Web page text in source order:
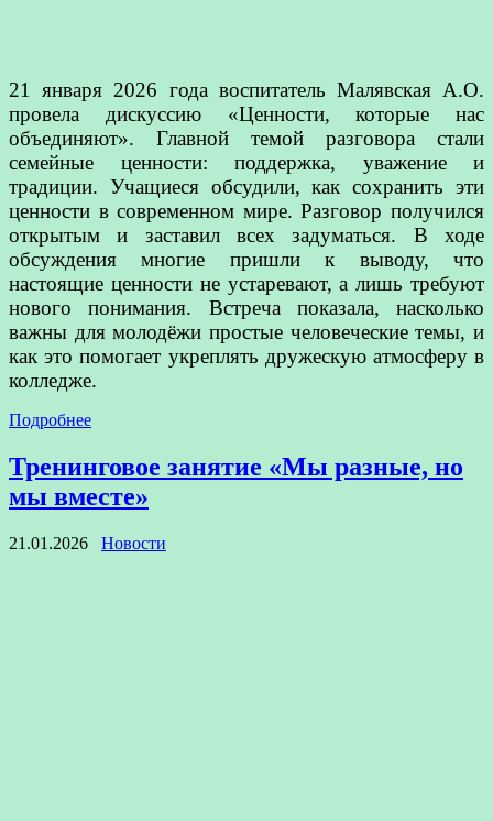
21 января 2026 года воспитатель Малявская А.О.
провела дискуссию «Ценности, которые нас
объединяют». Главной темой разговора стали
семейные ценности: поддержка, уважение и
традиции. Учащиеся обсудили, как сохранить эти
ценности в современном мире. Разговор получился
открытым и заставил всех задуматься. В ходе
обсуждения многие пришли к выводу, что
настоящие ценности не устаревают, а лишь требуют
нового понимания. Встреча показала, насколько
важны для молодёжи простые человеческие темы, и
как это помогает укреплять дружескую атмосферу в
колледже.
Подробнее
Тренинговое занятие «Мы разные, но
мы вместе»
21.01.2026 Новости